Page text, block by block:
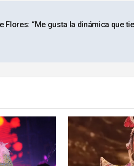
Flores: “Me gusta la dinámica que